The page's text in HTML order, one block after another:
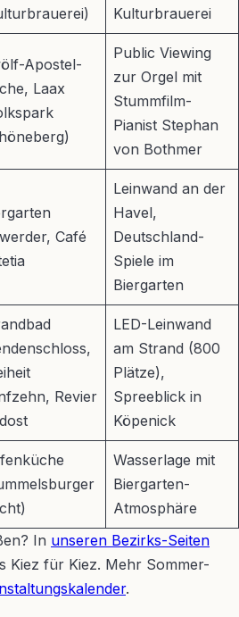
Kulturbrauerei
Apostel-
Laax
Public Viewing
zur Orgel mit
Stummfilm-
Pianist Stephan
von Bothmer
Café
Leinwand an der
Havel,
Deutschland-
Spiele im
Biergarten
Revier
LED-Leinwand
am Strand (800
Plätze),
Spreeblick in
Köpenick
Wasserlage mit
Biergarten-
Atmosphäre
In unseren Bezirks-Seiten
Kiez für Kiez. Mehr Sommer-
.